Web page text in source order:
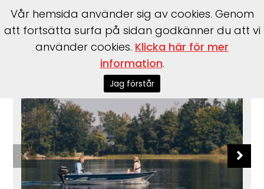
Båtmärken>Linder>Sportsman 400
Vår hemsida använder sig av cookies. Genom
att fortsätta surfa på sidan godkänner du att vi
använder cookies. Klicka här för mer
information.
Jag förstår